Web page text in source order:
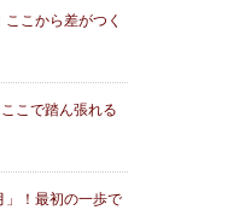
こから差がつく
こで踏ん張れる
」！最初の一歩で